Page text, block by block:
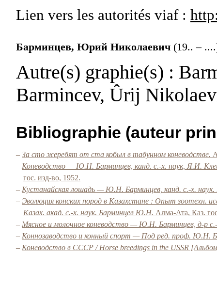
Lien vers les autorités viaf :
Барминцев, Юрий Николаевич (19.. –
Autre(s) graphie(s) :
Barmincev, Ûrij
Bibliographie (auteur
– За сто жеребят от ста кобыл в табунном коневодстве.
– Коневодство — Ю.Н. Барминцев, канд. с.-х. наук, Я.И.
гос. изд-во, 1952.
– Кустанайская лошадь — Ю.Н. Барминцев, канд. с.-х. наук.
– Эволюция конских пород в Казахстане : Опыт зоотехн.
Казах. акад. с.-х. наук. Барминцев Ю.Н. Алма-Ата, Каз.
– Мясное и молочное коневодство — Ю.Н. Барминцев, д-р
– Коннозаводство и конный спорт — Под ред. проф. Ю.Н.
– Коневодство в СССР / Horse breedings in the USSR